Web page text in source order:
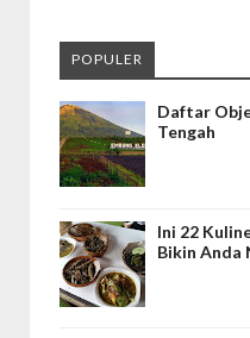
POPULER
Daftar
Tengah
Ini 22
Bikin Anda